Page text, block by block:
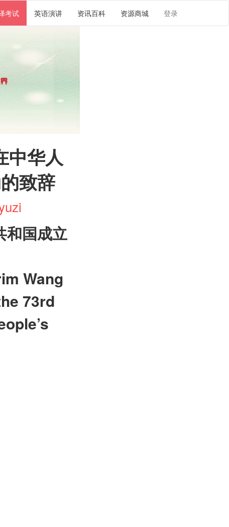
考试 英语演讲 资讯百科 资源商城 登录
中华人
致辞
和国成立
Wang
73rd